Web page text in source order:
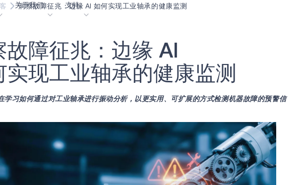
关于我们
博客
职业生涯
让我们共创未来
活动
合作伙伴关系的成功亮点
支持
内容门户网站
术语表
在线支持
我们的合作伙伴
视频资料库
购买地点
常见问题
洞察故障征兆：边缘 AI 如何实现工业轴承的健康监测
故 障征兆 ： 边缘 AI
实现工业轴承的健康监测
学习如何通过对工业轴承进行振动分析，以更实用、可扩展的方式检测机器故障的预警信
OK